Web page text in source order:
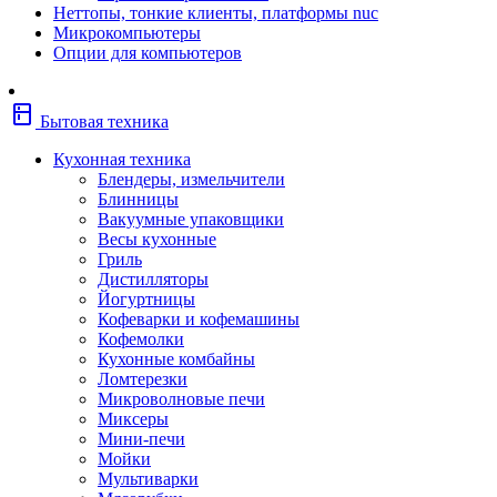
Фены
Щипцы
Электробритвы
Сушильные машины
Морозильные камеры
Плиты
Посудомоечные машины
Водонагреватели
Бойлеры
Встраиваемая техника
комбинированные
Духовые шкафы газовые
Неттопы, тонкие клиенты, платформы nuc
Микрокомпьютеры
Опции для компьютеров
kitchen Бытовая техника
Кухонная техника
Блендеры, измельчители
Блинницы
Вакуумные упаковщики
Весы кухонные
Гриль
Дистилляторы
Йогуртницы
Кофеварки и кофемашины
Кофемолки
Кухонные комбайны
Ломтерезки
Микроволновые печи
Миксеры
Мини-печи
Мойки
Мультиварки